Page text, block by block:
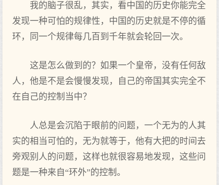
我的脑子很乱，其实，看中国的历史你能完全
发现一种可怕的规律性，中国的历史就是不停的循
环，同一个规律每几百到千年就会轮回一次。
这是怎么做到的？如果一个皇帝，没有任何敌
人，他是不是会慢慢发现，自己的帝国其实完全不
在自己的控制当中？
人总是会沉陷于眼前的问题，一个无为的人其
实的相当可怕的，无为就等于，他有大把的时间去
旁观别人的问题，这样也就很容易地发现，这些问
题是一种来自“环外”的控制。